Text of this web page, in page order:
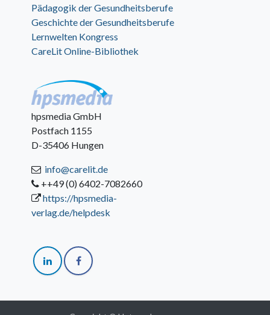
Pädagogik der Gesundheitsberufe
Geschichte der Gesundheitsberufe
Lernwelten Kongress
CareLit Online-Bibliothek
hpsmedia GmbH
Postfach 1155
D-35406 Hungen
info@carelit.de
++49 (0) 6402-7082660
https://hpsmedia-
verlag.de/helpdesk